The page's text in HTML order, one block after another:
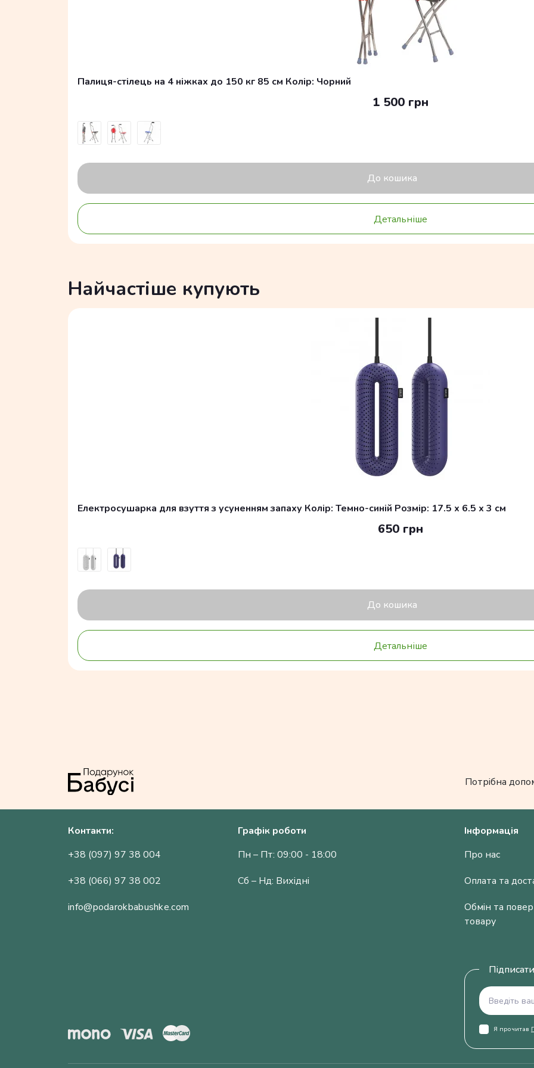
Палиця-стілець на 4 ніжках до 150 кг 85 см Колір: Чорний
1 500 грн
До кошика
Детальніше
Найчастіше купують
Електросушарка для взуття з усуненням запаху Колір: Темно-синій Розмір: 17.5 x 6.5 x 3 см
650 грн
До кошика
Детальніше
Потрібна
Контакти:
+38 (097) 97 38 004
+38 (066) 97 38 002
info@podarokbabushke.com
Графік роботи
Пн – Пт: 09:00 - 18:00
Сб – Нд: Вихідні
Інформація
Про нас
Оплата та
Обмін та
товару
Я прочитав